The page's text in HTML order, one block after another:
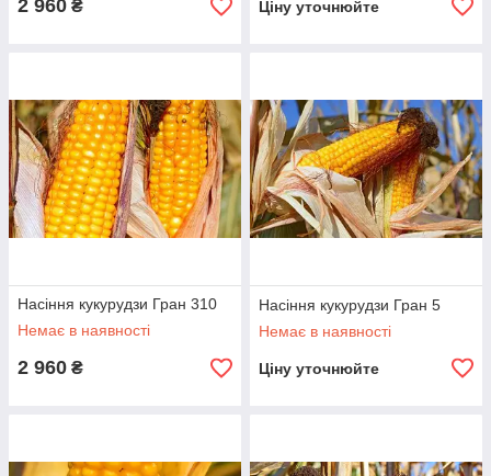
2 960 ₴ Ціну уточнюйте
Насіння кукурудзи Гран 310
Немає в наявності
2 960 ₴
Насіння кукурудзи Гран 5
Немає в наявності
Ціну уточнюйте